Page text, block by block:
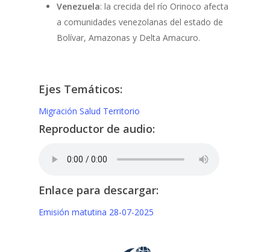
Venezuela: la crecida del río Orinoco afecta
a comunidades venezolanas del estado de
Bolívar, Amazonas y Delta Amacuro.
Ejes Temáticos:
Migración Salud Territorio
Reproductor de audio:
Enlace para descargar:
Emisión matutina 28-07-2025